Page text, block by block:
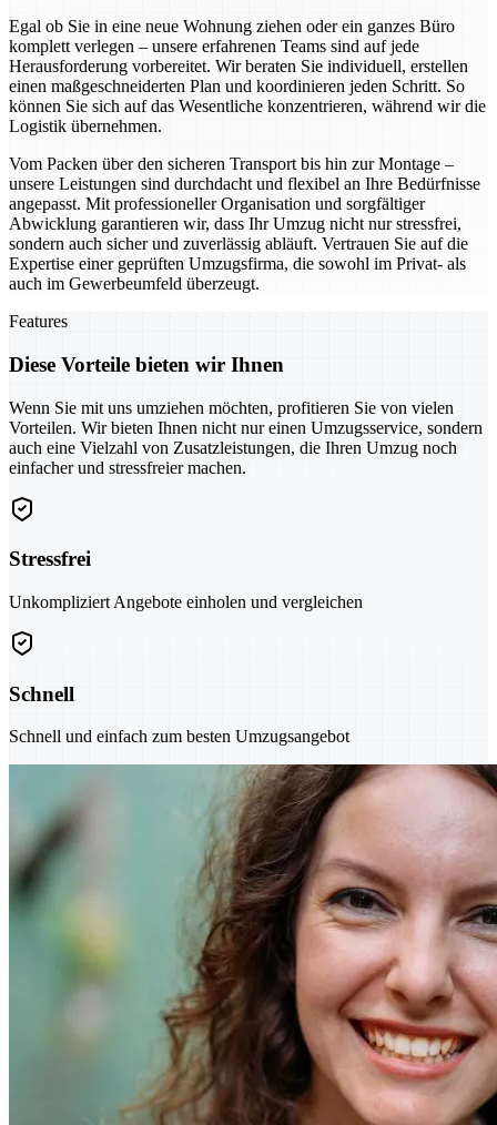
Egal ob Sie in eine neue Wohnung ziehen oder ein ganzes Büro
komplett verlegen – unsere erfahrenen Teams sind auf jede
Herausforderung vorbereitet. Wir beraten Sie individuell, erstellen
einen maßgeschneiderten Plan und koordinieren jeden Schritt. So
können Sie sich auf das Wesentliche konzentrieren, während wir die
Logistik übernehmen.
Vom Packen über den sicheren Transport bis hin zur Montage –
unsere Leistungen sind durchdacht und flexibel an Ihre Bedürfnisse
angepasst. Mit professioneller Organisation und sorgfältiger
Abwicklung garantieren wir, dass Ihr Umzug nicht nur stressfrei,
sondern auch sicher und zuverlässig abläuft. Vertrauen Sie auf die
Expertise einer geprüften Umzugsfirma, die sowohl im Privat- als
auch im Gewerbeumfeld überzeugt.
Features
Diese Vorteile bieten wir Ihnen
Wenn Sie mit uns umziehen möchten, profitieren Sie von vielen
Vorteilen. Wir bieten Ihnen nicht nur einen Umzugsservice, sondern
auch eine Vielzahl von Zusatzleistungen, die Ihren Umzug noch
einfacher und stressfreier machen.
Stressfrei
Unkompliziert Angebote einholen und vergleichen
Schnell
Schnell und einfach zum besten Umzugsangebot